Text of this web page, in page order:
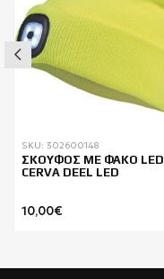
SKU: 302600148
ΣΚΟΥΦΟΣ ΜΕ ΦΑΚΟ LED
CERVA DEEL LED
10,00€